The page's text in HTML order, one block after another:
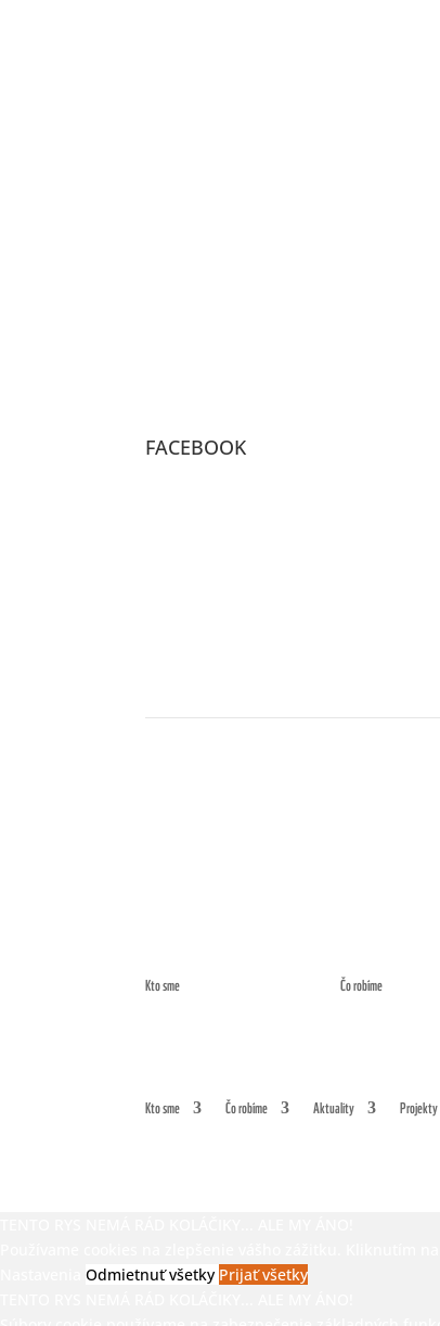
FACEBOOK
Kto sme Čo robíme
Kto sme Čo robíme Aktuality Projekty
Odmietnuť všetky Prijať všetky